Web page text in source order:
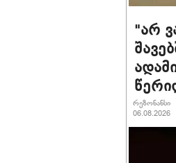
"არ
რეზონანსი
06.08.2026